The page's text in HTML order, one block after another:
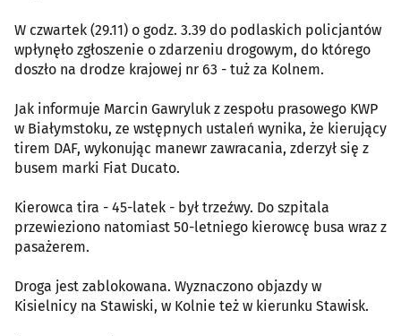
W czwartek (29.11) o godz. 3.39 do podlaskich policjantów
wpłynęło zgłoszenie o zdarzeniu drogowym, do którego
doszło na drodze krajowej nr 63 - tuż za Kolnem.
Jak informuje Marcin Gawryluk z zespołu prasowego KWP
w Białymstoku, ze wstępnych ustaleń wynika, że kierujący
tirem DAF, wykonując manewr zawracania, zderzył się z
busem marki Fiat Ducato.
Kierowca tira - 45-latek - był trzeźwy. Do szpitala
przewieziono natomiast 50-letniego kierowcę busa wraz z
pasażerem.
Droga jest zablokowana. Wyznaczono objazdy w
Kisielnicy na Stawiski, w Kolnie też w kierunku Stawisk.